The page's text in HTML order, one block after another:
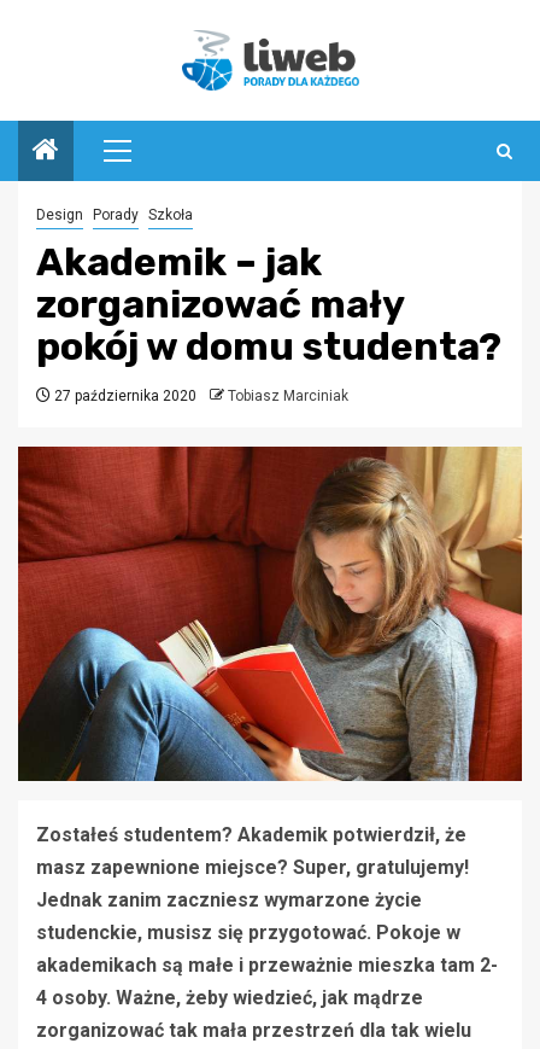
Menu
główne
Design Porady Szkoła
Akademik – jak
zorganizować mały
pokój w domu studenta?
27 października 2020 Tobiasz Marciniak
Zostałeś studentem? Akademik potwierdził, że
masz zapewnione miejsce? Super, gratulujemy!
Jednak zanim zaczniesz wymarzone życie
studenckie, musisz się przygotować. Pokoje w
akademikach są małe i przeważnie mieszka tam 2-
4 osoby. Ważne, żeby wiedzieć, jak mądrze
zorganizować tak mała przestrzeń dla tak wielu